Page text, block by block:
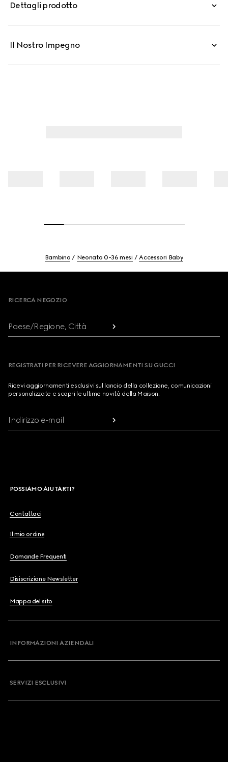
Dettagli prodotto
Il Nostro Impegno
Bambino Neonato 0-36 mesi Accessori Baby
RICERCA NEGOZIO
Paese/Regione, Città
REGISTRATI PER RICEVERE AGGIORNAMENTI SU GUCCI
Ricevi aggiornamenti esclusivi sul lancio della collezione, comunicazioni
personalizzate e scopri le ultime novità della Maison.
Indirizzo e-mail
POSSIAMO AIUTARTI?
Contattaci
Il mio ordine
Domande Frequenti
Disiscrizione Newsletter
Mappa del sito
INFORMAZIONI AZIENDALI
SERVIZI ESCLUSIVI